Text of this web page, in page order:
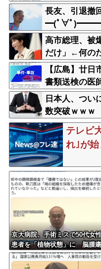
長友、引退
━(ﾟ∀ﾟ
高市総理、被
だけ」←何の
【広島】廿
書類送検の医
疑い 頭部出
日本人、つい
数突破ｗｗｗ
テレビ
れ｣が
京大病院、手術ミスで50代女
患者を「植物状態」に 脳腫瘍
摘出手術で腫瘍の無い部位を摘
出してしまう